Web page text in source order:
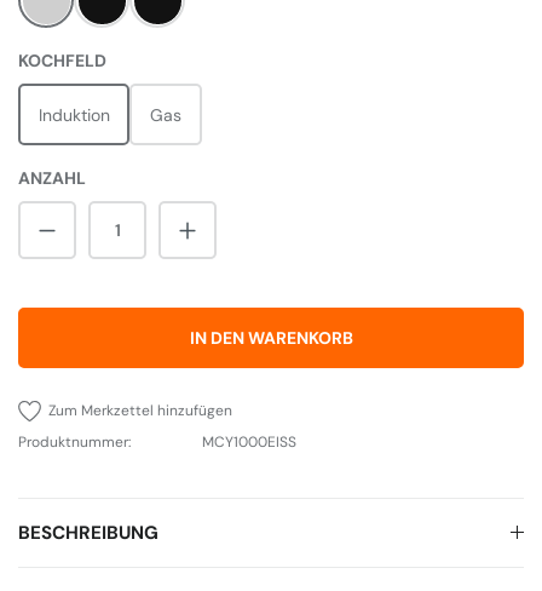
Steel Black glossBlack matt
KOCHFELDAUSWÄHLEN
Induktion Gas
ANZAHL
Produkt Anzahl: Gib den gewünschten
IN DEN WARENKORB
Zum Merkzettel hinzufügen
Produktnummer:
MCY1000EISS
BESCHREIBUNG